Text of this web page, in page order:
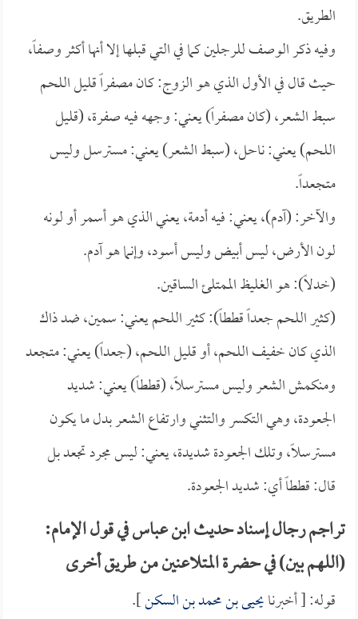
الطريق.
وفيه ذكر الوصف للرجلين كما في التي قبلها إلا أنها أكثر وصفاً،
حيث قال في الأول الذي هو الزوج: كان مصفراً قليل اللحم
سبط الشعر، (كان مصفراً) يعني: وجهه فيه صفرة، (قليل
اللحم) يعني: ناحل، (سبط الشعر) يعني: مسترسل وليس
متجعداً.
والآخر: (آدم)، يعني: فيه أدمة، يعني الذي هو أسمر أو لونه
لون الأرض، ليس أبيض وليس أسود، وإنما هو آدم.
(خدلاً): هو الغليظ الممتلئ الساقين.
(كثير اللحم جعداً قططاً): كثير اللحم يعني: سمين، ضد ذاك
الذي كان خفيف اللحم، أو قليل اللحم، (جعداً) يعني: متجعد
ومنكمش الشعر وليس مسترسلاً، (قططاً) يعني: شديد
الجعودة، وهي التكسر والتثني وارتفاع الشعر بدل ما يكون
مسترسلاً، وتلك الجعودة شديدة، يعني: ليس مجرد تجعد بل
قال: قططاً أي: شديد الجعودة.
تراجم رجال إسناد حديث ابن عباس في قول الإمام:
(اللهم بين) في حضرة المتلاعنين من طريق أخرى
قوله: [ أخبرنايحيى بن محمد بن السكن].